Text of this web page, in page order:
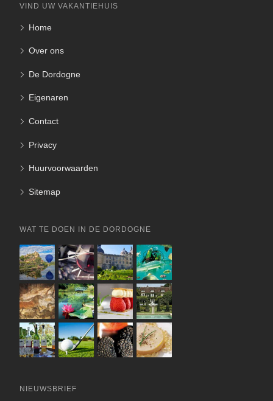
VIND UW VAKANTIEHUIS
Home
Over ons
De Dordogne
Eigenaren
Contact
Privacy
Huurvoorwaarden
Sitemap
WAT TE DOEN IN DE DORDOGNE
NIEUWSBRIEF